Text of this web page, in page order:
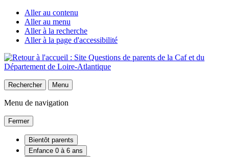
Aller au contenu
Aller au menu
Aller à la recherche
Aller à la page d'accessibilité
Rechercher Menu
Menu de navigation
Fermer
Bientôt parents
Enfance 0 à 6 ans